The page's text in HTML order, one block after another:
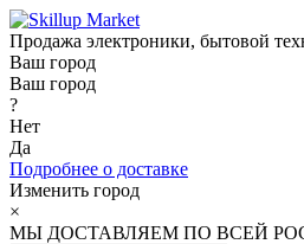
Продажа электроники, бытовой
Ваш город
Ваш город
?
Нет
Да
Подробнее о доставке
Изменить город
×
МЫ ДОСТАВЛЯЕМ ПО ВСЕЙ